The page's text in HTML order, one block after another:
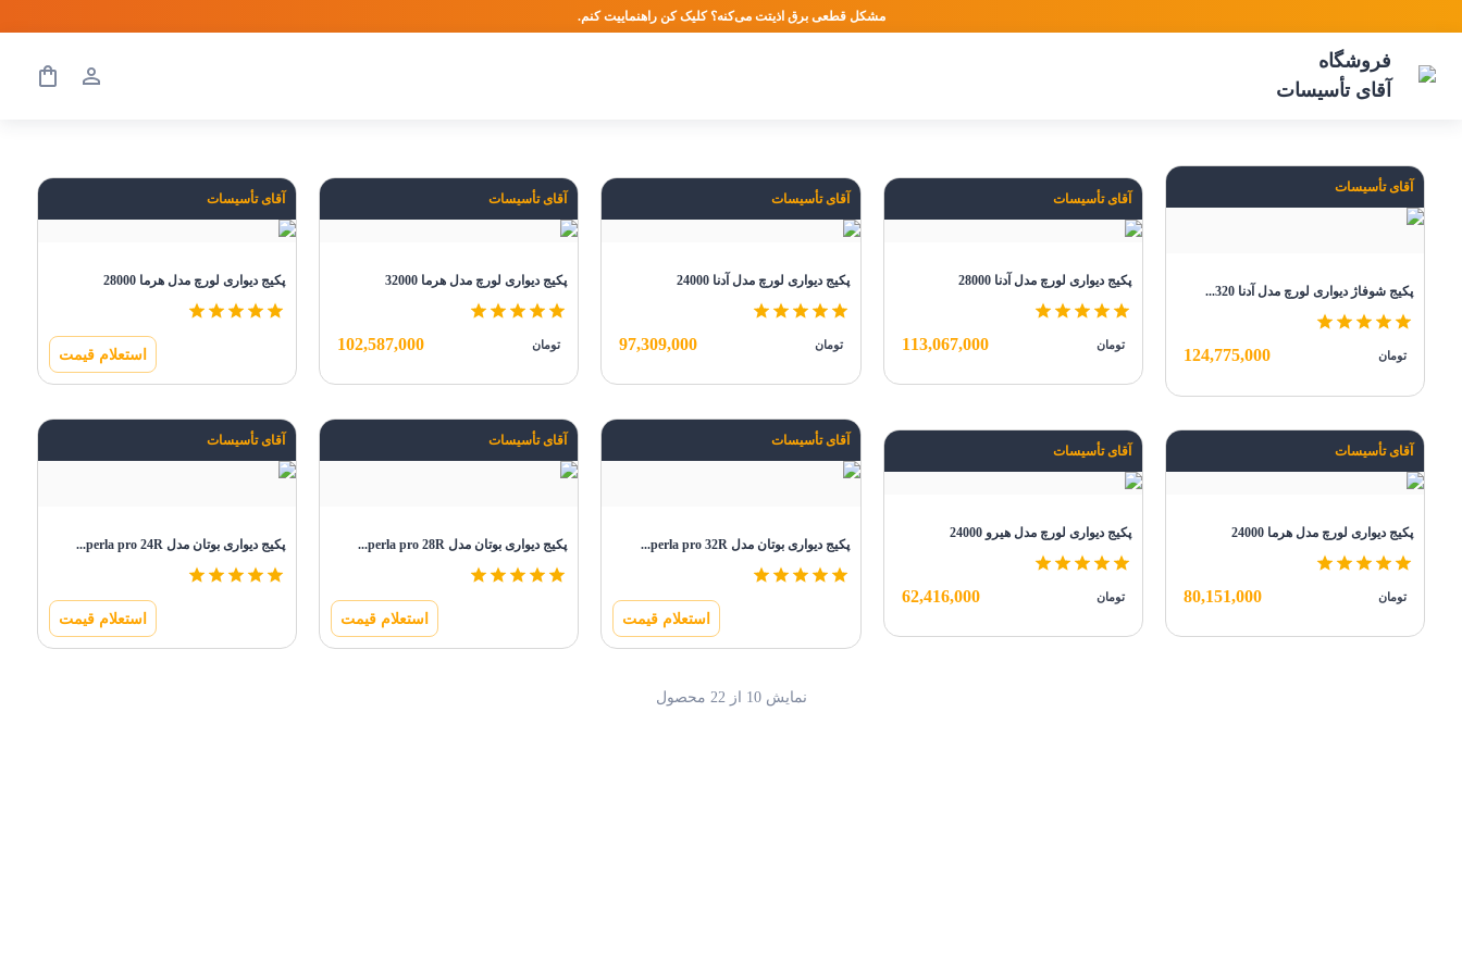
مشکل قطعی برق اذیتت می‌کنه؟ کلیک کن راهنماییت کنم.
فروشگاه
آقای تأسیسات
آقای تأسیسات
پکیج شوفاژ دیواری لورچ مدل آدنا 320...
تومان 124,775,000
آقای تأسیسات
پکیج دیواری لورچ مدل آدنا 28000
تومان 113,067,000
آقای تأسیسات
پکیج دیواری لورچ مدل آدنا 24000
تومان 97,309,000
آقای تأسیسات
پکیج دیواری لورچ مدل هرما 32000
تومان 102,587,000
آقای تأسیسات
پکیج دیواری لورچ مدل هرما 28000
استعلام قیمت
آقای تأسیسات
پکیج دیواری لورچ مدل هرما 24000
تومان 80,151,000
آقای تأسیسات
پکیج دیواری لورچ مدل هیرو 24000
تومان 62,416,000
آقای تأسیسات
پکیج دیواری بوتان مدل perla pro 32R...
استعلام قیمت
آقای تأسیسات
پکیج دیواری بوتان مدل perla pro 28R...
استعلام قیمت
آقای تأسیسات
پکیج دیواری بوتان مدل perla pro 24R...
استعلام قیمت
نمایش10 از 22 محصول